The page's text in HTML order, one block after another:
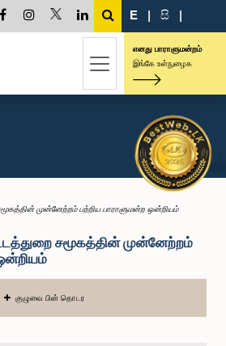
E | සි |
எனது பாராளுமன்றம்
இங்கே உள்நுழைக
முன்னேற்றம் பற்றிய பாராளுமன்ற ஒன்றியம்
சமூகத்தின் முன்னேற்றம்
குழுவை பின் தொடர